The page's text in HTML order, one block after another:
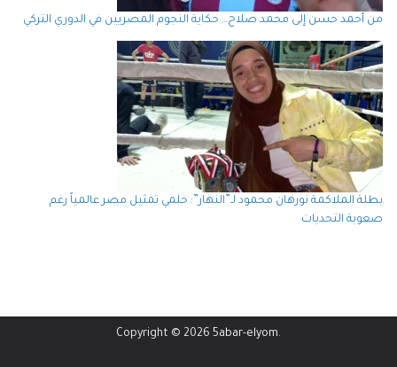
من أحمد حسن إلى محمد صلاح… حكاية النجوم المصريين في الدوري التركي
بطلة الملاكمة نورهان محمود لـ”النهار”: حلمي تمثيل مصر عالمياً رغم
صعوبة التحديات
Copyright © 2026 5abar-elyom.